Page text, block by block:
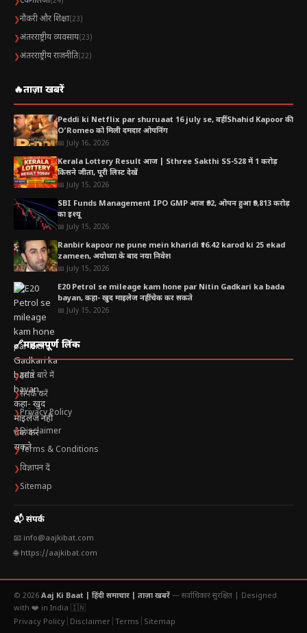
❯नौकरी और शिक्षा(23)
❯अंतरराष्ट्रीय व्यवसाय(23)
❯अंतरराष्ट्रीय राजनीति(22)
🔥ताज़ा खबरें
Peddi ki Netflix par shuruaat 16 july se, वहीं Shahid Kapoor की
O’Romeo को मिली दमदार ओपनिंग
📅 July 16, 2026
Kerala Lottery Result आज | Sthree Sakthi SS-528 में 1 करोड़
किसने जीता, पूरी लिस्ट देखें
📅 July 15, 2026
SBI Funds Management IPO GMP आज ₹92, ओपन हुआ ₹9,813 करोड़
का इश्यू
📅 July 15, 2026
Ranbir kapoor ne pune mein kharidi ₹16.42 karod ki 25 ekad
zameen, अयोध्या के बाद नया निवेश
📅 July 15, 2026
E20 Petrol se mileage kam hone par Nitin Gadkari ka bada
bayan, कहा- खुद माइलेज नहीं चेक कर सकते
📅 July 15, 2026
🔗महत्वपूर्ण लिंक
❯हमारे बारे में
❯संपर्क करें
❯Privacy Policy
❯Disclaimer
❯Terms & Conditions
❯विज्ञापन दें
❯Sitemap
📬 संपर्क
📧 info@aajkibat.com
🌐 https://aajkibat.com
© 2026 Aaj Ki Baat | हिंदी समाचार | ताज़ा खबरें — सर्वाधिकार सुरक्षित | Designed
with ❤️ in India 🇮🇳
Privacy Policy Disclaimer Terms Sitemap